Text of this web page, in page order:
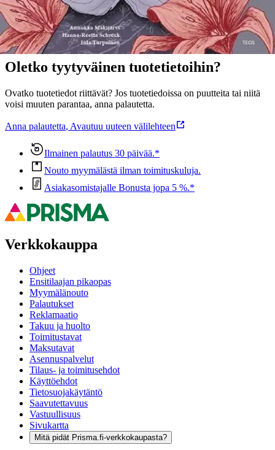
Ominaisuudet
Oletko tyytyväinen tuotetietoihin?
Ovatko tuotetiedot riittävät? Jos tuotetiedoissa on puutteita tai niitä
voisi muuten parantaa, anna palautetta.
Anna palautetta, Avautuu uuteen välilehteen
Ilmainen palautus 30 päivää.*
Nouto myymälästä ilman toimituskuluja.
Asiakasomistajalle Bonusta jopa 5 %.*
Verkkokauppa
Ohjeet
Ensitilaajan pikaopas
Myymälänouto
Palautukset
Reklamaatio
Takuu ja huolto
Toimitustavat
Maksutavat
Asennuspalvelut
Tilaus- ja toimitusehdot
Käyttöehdot
Tietosuojakäytäntö
Saavutettavuus
Vastuullisuus
Sivukartta
Mitä pidät Prisma.fi-verkkokaupasta?